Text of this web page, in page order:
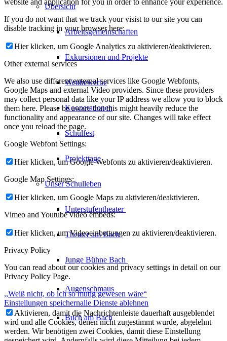
Übersicht
Arbeitsgemeinschaften
Exkursionen und Projekte
Wettbewerbe
Kooperationen
Schulfest
Projekttage
Unser Schulleben
Unterstufentheater
Theater amBach
Junge Bühne Bach
Augenschmaus
Buch am Bach
website and application for you in order to enhance your experience.
If you do not want that we track your visist to our site you can
disable tracking in your browser here:
Hier klicken, um Google Analytics zu aktivieren/deaktivieren.
Other external services
We also use different external services like Google Webfonts,
Google Maps and external Video providers. Since these providers
may collect personal data like your IP address we allow you to block
them here. Please be aware that this might heavily reduce the
functionality and appearance of our site. Changes will take effect
once you reload the page.
Google Webfont Settings:
Hier klicken, um Google Webfonts zu aktivieren/deaktivieren.
Google Map Settings:
Hier klicken, um Google Maps zu aktivieren/deaktivieren.
Vimeo and Youtube video embeds:
Hier klicken, um Videoeinbettungen zu aktivieren/deaktivieren.
Privacy Policy
You can read about our cookies and privacy settings in detail on our
Privacy Policy Page.
,,Weiß nicht, ob ich so mutig gewesen wäre“
Einstellungen speichernalle Dienste ablehnen
Aktivieren, damit die Nachrichtenleiste dauerhaft ausgeblendet
wird und alle Cookies, denen nicht zugestimmt wurde, abgelehnt
werden. Wir benötigen zwei Cookies, damit diese Einstellung